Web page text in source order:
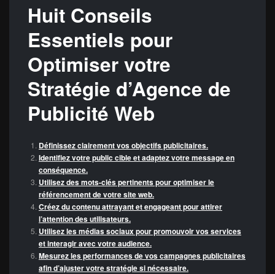
Huit Conseils
Essentiels pour
Optimiser votre
Stratégie d’Agence de
Publicité Web
Définissez clairement vos objectifs publicitaires.
Identifiez votre public cible et adaptez votre message en
conséquence.
Utilisez des mots-clés pertinents pour optimiser le
référencement de votre site web.
Créez du contenu attrayant et engageant pour attirer
l’attention des utilisateurs.
Utilisez les médias sociaux pour promouvoir vos services
et interagir avec votre audience.
Mesurez les performances de vos campagnes publicitaires
afin d’ajuster votre stratégie si nécessaire.